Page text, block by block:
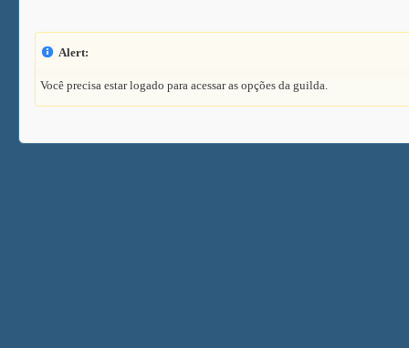
Alert:
Você precisa estar logado para acessar as opções da guilda.